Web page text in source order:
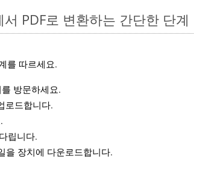
PDF로 변환하는 간단한 단계
를 따르세요.
방문하세요.
로드합니다.
립니다.
을 장치에 다운로드합니다.